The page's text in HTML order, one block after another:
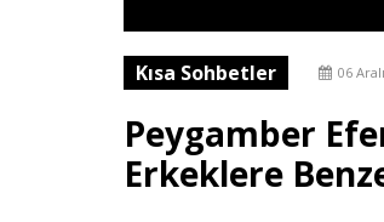
Kısa Sohbetler 06
Peygamber
Erkeklere